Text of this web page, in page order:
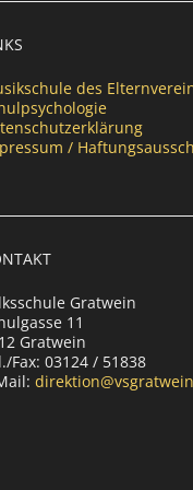
des
/
Gratwein
11
Gratwein
Fax: 03124 / 51838